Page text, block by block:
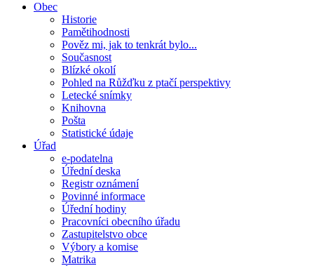
Obec
Historie
Pamětihodnosti
Pověz mi, jak to tenkrát bylo...
Současnost
Blízké okolí
Pohled na Růžďku z ptačí perspektivy
Letecké snímky
Knihovna
Pošta
Statistické údaje
Úřad
e-podatelna
Úřední deska
Registr oznámení
Povinné informace
Úřední hodiny
Pracovníci obecního úřadu
Zastupitelstvo obce
Výbory a komise
Matrika